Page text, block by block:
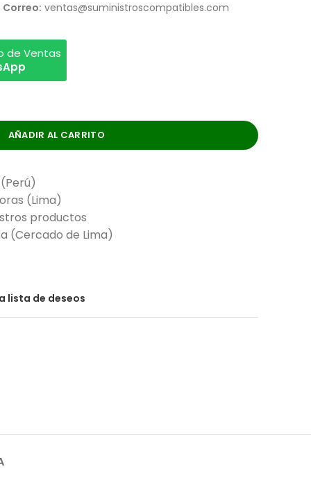
Correo: ventas@suministroscompatibles.com
de Ventas
AÑADIR AL CARRITO
(Lima)
productos
(Cercado de Lima)
lista de deseos